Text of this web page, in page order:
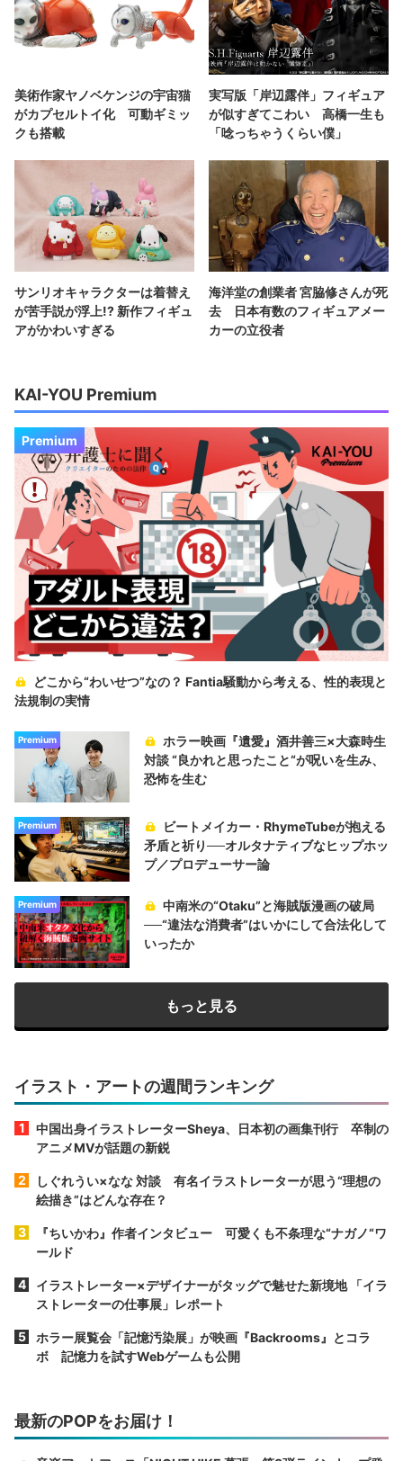
美術作家ヤノベケンジの宇宙猫
がカプセルトイ化 可動ギミッ
クも搭載
実写版「岸辺露伴」フィギュア
が似すぎてこわい 高橋一生も
「唸っちゃうくらい僕」
サンリオキャラクターは着替え
が苦手説が浮上!? 新作フィギュ
アがかわいすぎる
海洋堂の創業者 宮脇修さんが死
去 日本有数のフィギュアメー
カーの立役者
KAI-YOU Premium
Premium
どこから“わいせつ”なの？ Fantia騒動から考える、性的表現と
法規制の実情
Premium
ホラー映画『遺愛』酒井善三×大森時生
対談 “良かれと思ったこと“が呪いを生み、
恐怖を生む
Premium
ビートメイカー・RhymeTubeが抱える
矛盾と祈り──オルタナティブなヒップホッ
プ／プロデューサー論
Premium
中南米の“Otaku”と海賊版漫画の破局
──“違法な消費者”はいかにして合法化して
いったか
もっと見る
イラスト・アートの週間ランキング
中国出身イラストレーターSheya、日本初の画集刊行 卒制の
アニメMVが話題の新鋭
しぐれうい×なな 対談 有名イラストレーターが思う“理想の
絵描き”はどんな存在？
『ちいかわ』作者インタビュー 可愛くも不条理な“ナガノ“ワ
ールド
イラストレーター×デザイナーがタッグで魅せた新境地 「イラ
ストレーターの仕事展」レポート
ホラー展覧会「記憶汚染展」が映画『Backrooms』とコラ
ボ 記憶力を試すWebゲームも公開
最新のPOPをお届け！